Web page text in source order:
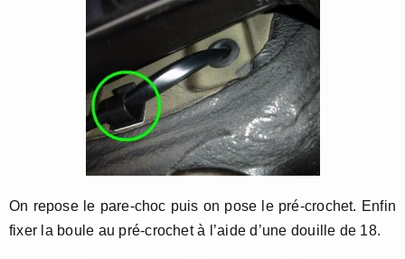
On repose le pare-choc puis on pose le pré-crochet. Enfin
fixer la boule au pré-crochet à l’aide d’une douille de 18.